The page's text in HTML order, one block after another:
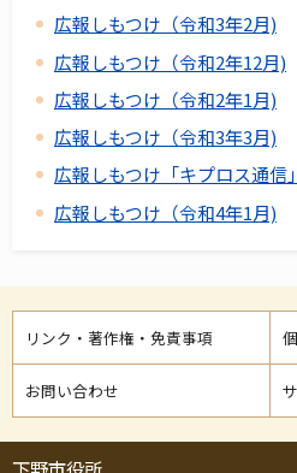
広報しもつけ（令和3年2月)
広報しもつけ（令和2年12月)
広報しもつけ（令和2年1月)
広報しもつけ（令和3年3月)
広報しもつけ「キプロス通信」
広報しもつけ（令和4年1月)
リンク・著作権・免責事項
お問い合わせ